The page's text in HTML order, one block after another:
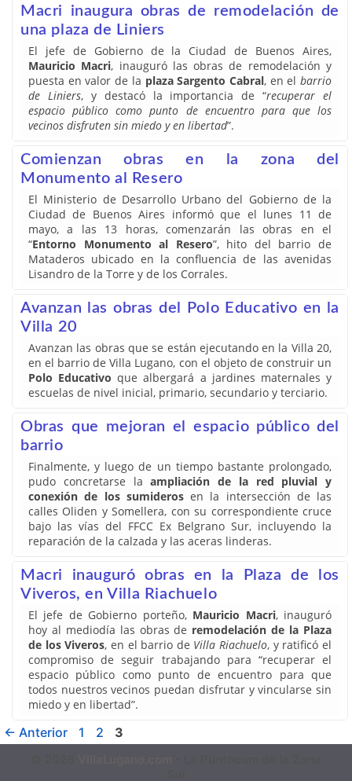
Macri inaugura obras de remodelación de
una plaza de Liniers
El jefe de Gobierno de la Ciudad de Buenos Aires,
Mauricio Macri, inauguró las obras de remodelación y
puesta en valor de la plaza Sargento Cabral, en elbarrio
de Liniers, y destacó la importancia de “recuperar el
espacio público como punto de encuentro para que los
vecinos disfruten sin miedo y en libertad”.
Comienzan obras en la zona del
Monumento al Resero
El Ministerio de Desarrollo Urbano del Gobierno de la
Ciudad de Buenos Aires informó que el lunes 11 de
mayo, a las 13 horas, comenzarán las obras en el
“Entorno Monumento al Resero”, hito del barrio de
Mataderos ubicado en la confluencia de las avenidas
Lisandro de la Torre y de los Corrales.
Avanzan las obras del Polo Educativo en la
Villa 20
Avanzan las obras que se están ejecutando en la Villa 20,
en el barrio de Villa Lugano, con el objeto de construir un
Polo Educativo que albergará a jardines maternales y
escuelas de nivel inicial, primario, secundario y terciario.
Obras que mejoran el espacio público del
barrio
Finalmente, y luego de un tiempo bastante prolongado,
pudo concretarse laampliación de la red pluvial y
conexión de los sumiderosen la intersección de las
calles Oliden y Somellera, con su correspondiente cruce
bajo las vías del FFCC Ex Belgrano Sur, incluyendo la
reparación de la calzada y las aceras linderas.
Macri inauguró obras en la Plaza de los
Viveros, en Villa Riachuelo
El jefe de Gobierno porteño, Mauricio Macri, inauguró
hoy al mediodía las obras de remodelación de la Plaza
de los Viveros, en el barrio de Villa Riachuelo, y ratificó el
compromiso de seguir trabajando para “recuperar el
espacio público como punto de encuentro para que
todos nuestros vecinos puedan disfrutar y vincularse sin
miedo y en libertad”.
← Anterior 1 2 3